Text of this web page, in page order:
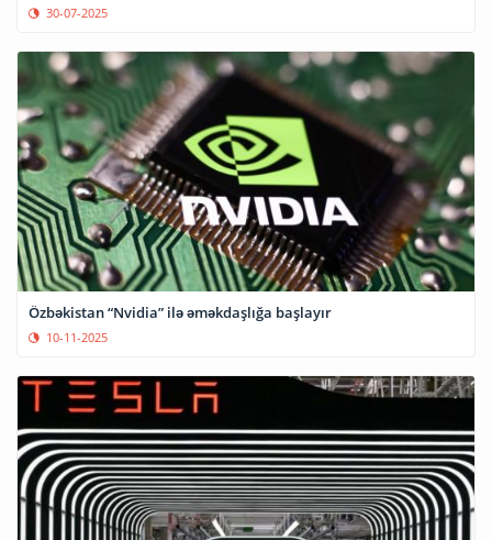
30-07-2025
Özbəkistan “Nvidia” ilə əməkdaşlığa başlayır
10-11-2025